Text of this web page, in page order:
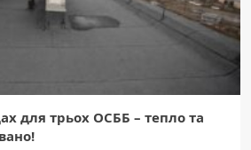
для трьох ОСББ – тепло та